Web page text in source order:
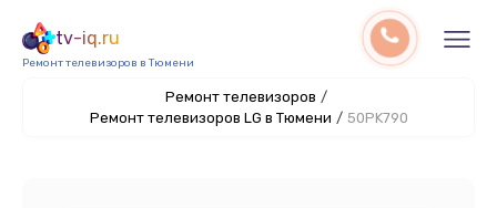
tv-iq.ru
Ремонт телевизоров в Тюмени
Ремонт телевизоров /
Ремонт телевизоров LG в Тюмени / 50PK790